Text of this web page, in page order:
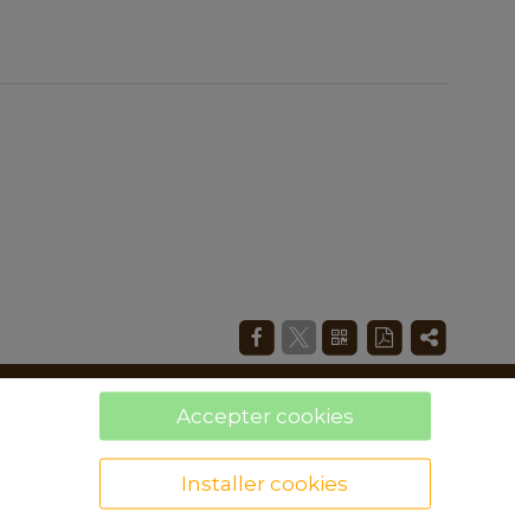
Accepter cookies
Installer cookies